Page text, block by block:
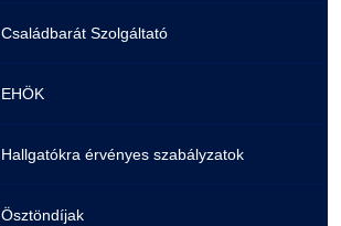
Családbarát Szolgáltató
EHÖK
Hallgatókra érvényes szabályzatok
Ösztöndíjak